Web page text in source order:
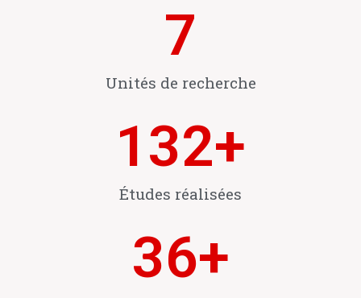
7
Unités de recherche
132+
Études réalisées
36+